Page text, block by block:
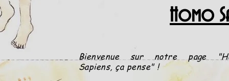
Homo
Bienvenue sur notre page
Sapiens, ça pense" !